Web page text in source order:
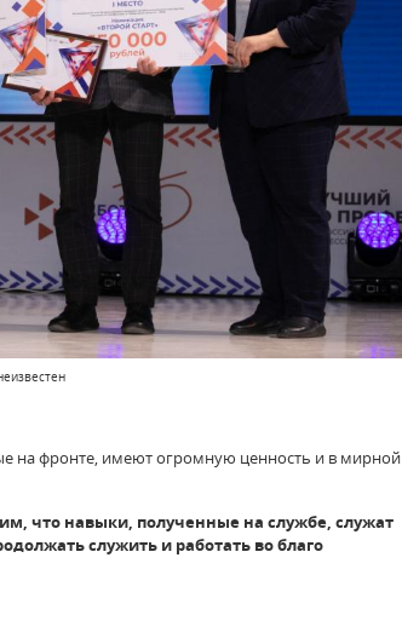
на фронте, имеют огромную ценность и в мирной
что навыки, полученные на службе, служат
служить и работать во благо